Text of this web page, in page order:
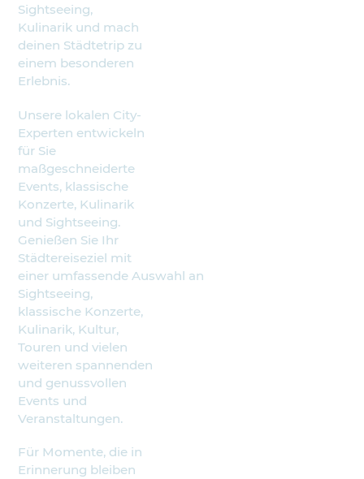
Sightseeing,
Kulinarik und mach
deinen Städtetrip zu
einem besonderen
Erlebnis.
Unsere lokalen City-
Experten entwickeln
für Sie
maßgeschneiderte
Events, klassische
Konzerte, Kulinarik
und Sightseeing.
Genießen Sie Ihr
Städtereiseziel mit
einer umfassende Auswahl an
Sightseeing,
klassische Konzerte,
Kulinarik, Kultur,
Touren und vielen
weiteren spannenden
und genussvollen
Events und
Veranstaltungen.
Für Momente, die in
Erinnerung bleiben